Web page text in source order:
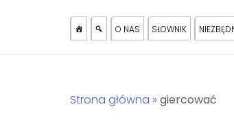
O NAS SŁOWNIK
Strona główna » giercować